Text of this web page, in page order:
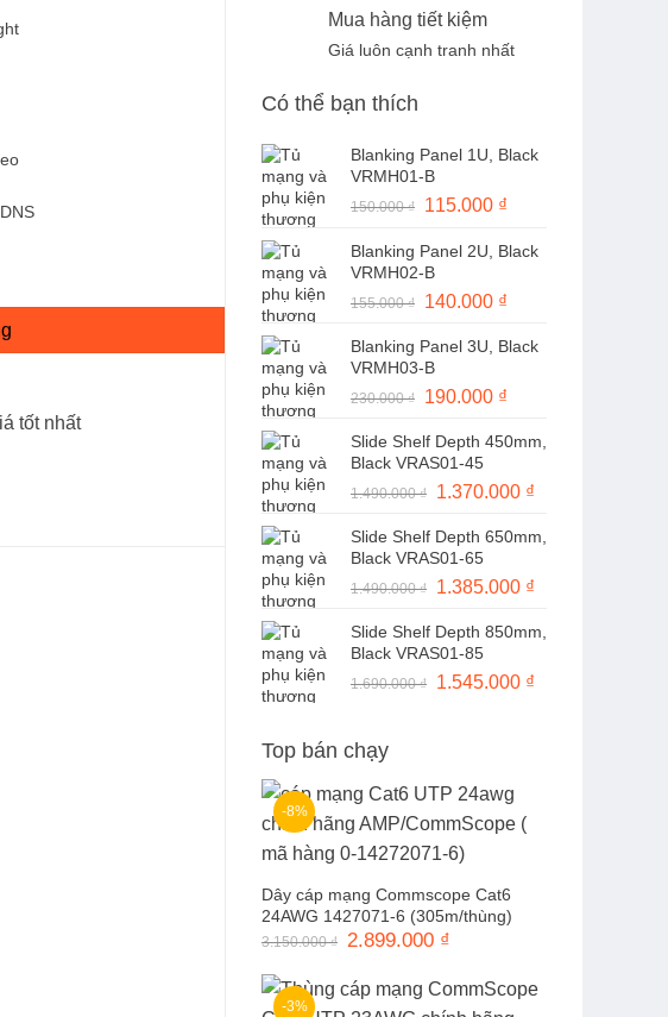
Mua hàng tiết kiệm
Giá luôn cạnh tranh nhất
Có thể bạn thích
Blanking Panel 1U, Black
VRMH01-B
150.000₫
Giá
là:
150.000 ₫.
115.000 ₫
tại
Blanking Panel 2U, Black
VRMH02-B
155.000₫
Giá
là:
155.000 ₫.
140.000 ₫
tại
Blanking Panel 3U, Black
VRMH03-B
230.000₫
Giá
là:
230.000 ₫.
190.000 ₫
tại
190.000 ₫.
Slide Shelf Depth 450mm,
Black VRAS01-45
1.490.000₫
Giá
là:
1.490.000 ₫.
1.370.000 ₫
tại
Slide Shelf Depth 650mm,
Black VRAS01-65
1.490.000₫
Giá
là:
1.490.000 ₫.
1.385.000 ₫
tại
Slide Shelf Depth 850mm,
Black VRAS01-85
1.690.000₫
Giá
1.545.000 ₫
Top bán chạy
-8%
Dây cáp mạng Commscope Cat6
24AWG 1427071-6 (305m/thùng)
3.150.000₫
Giá
3.150.000 ₫.
2.899.000 ₫
là:
2.899.000 ₫.
-3%
2DE2C600MWG-E số lượng
tốt nhất